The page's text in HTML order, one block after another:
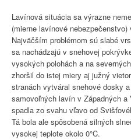
Lavínová situácia sa výrazne
(mierne lavínové
Najväčším problémom sú slabé
sa nachádzajú v snehovej
vysokých polohách a na
zhoršil do istej miery aj južný
stranách vytváral snehové dosky
samovoľných lavín v Západných
spadla zo svahu vľavo od
Tá bola ale spôsobená silných
vysokej teplote okolo 0°C.